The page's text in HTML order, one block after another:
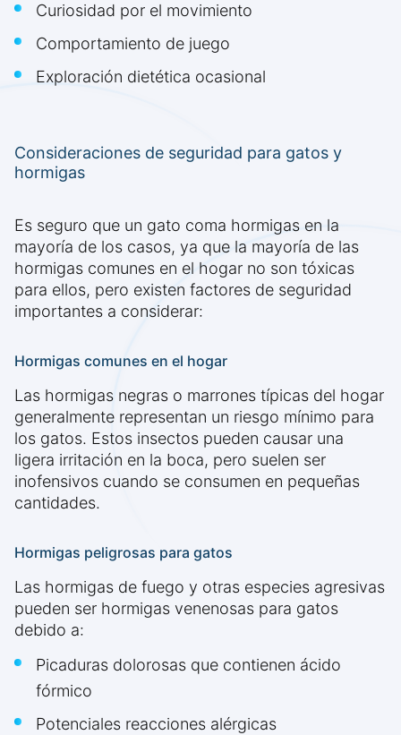
Curiosidad por el movimiento
Comportamiento de juego
Exploración dietética ocasional
Consideraciones de seguridad para gatos y
hormigas
Es seguro que un gato coma hormigas en la
mayoría de los casos, ya que la mayoría de las
hormigas comunes en el hogar no son tóxicas
para ellos, pero existen factores de seguridad
importantes a considerar:
Hormigas comunes en el hogar
Las hormigas negras o marrones típicas del hogar
generalmente representan un riesgo mínimo para
los gatos. Estos insectos pueden causar una
ligera irritación en la boca, pero suelen ser
inofensivos cuando se consumen en pequeñas
cantidades.
Hormigas peligrosas para gatos
Las hormigas de fuego y otras especies agresivas
pueden ser hormigas venenosas para gatos
debido a:
Picaduras dolorosas que contienen ácido
fórmico
Potenciales reacciones alérgicas